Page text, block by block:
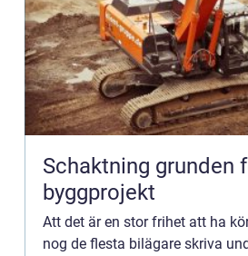
Schaktning grunden för hållbara
byggprojekt
Att det är en stor frihet att ha
nog de flesta bilägare skriva